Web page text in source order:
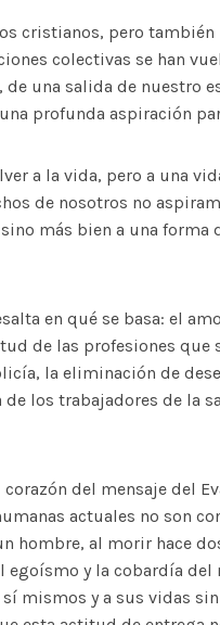
cristianos, pero
colectivas se han
una salida de nuestro
profunda aspiración
a la vida, pero a una
de nosotros no
más bien a una forma
en qué se basa: el
de las profesiones que
la eliminación de
los trabajadores de la
del mensaje del
actuales no son
hombre, al morir hace
y la cobardía del
mismos y a sus vidas